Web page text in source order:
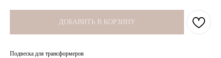
ДОБАВИТЬ В КОРЗИНУ
Подвеска для трансформеров